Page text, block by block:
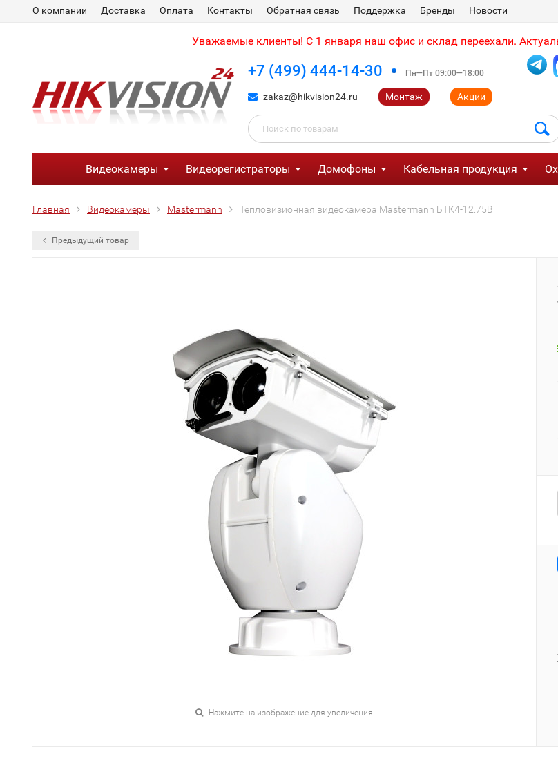
О компании Доставка Оплата Контакты Обратная связь Поддержка Бренды Новости
Уважаемые клиенты! С 1 января наш офис и склад переехали.
+7 (499) 444-14-30 Пн—Пт 09:00—18:00
zakaz@hikvision24.ru Монтаж Акции
Видеокамеры Видеорегистраторы Домофоны Кабельная продукция
Главная Видеокамеры Mastermann Тепловизионная видеокамера Mastermann БТК4-12.75В
Предыдущий товар
Нажмите на изображение для увеличения